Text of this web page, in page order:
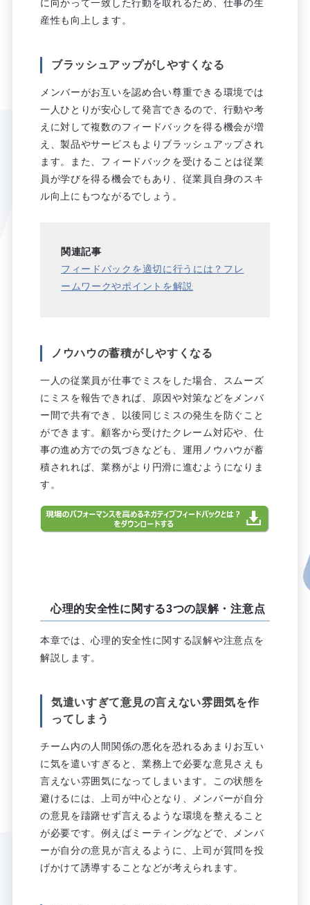
に向かって一致した行動を取れるため、仕事の生
産性も向上します。
ブラッシュアップがしやすくなる
メンバーがお互いを認め合い尊重できる環境では
一人ひとりが安心して発言できるので、行動や考
えに対して複数のフィードバックを得る機会が増
え、製品やサービスもよりブラッシュアップされ
ます。また、フィードバックを受けることは従業
員が学びを得る機会でもあり、従業員自身のスキ
ル向上にもつながるでしょう。
関連記事
フィードバックを適切に行うには？フレ
ームワークやポイントを解説
ノウハウの蓄積がしやすくなる
一人の従業員が仕事でミスをした場合、スムーズ
にミスを報告できれば、原因や対策などをメンバ
ー間で共有でき、以後同じミスの発生を防ぐこと
ができます。顧客から受けたクレーム対応や、仕
事の進め方での気づきなども、運用ノウハウが蓄
積されれば、業務がより円滑に進むようになりま
す。
心理的安全性に関する3つの誤解・注意点
本章では、心理的安全性に関する誤解や注意点を
解説します。
気遣いすぎて意見の言えない雰囲気を作
ってしまう
チーム内の人間関係の悪化を恐れるあまりお互い
に気を遣いすぎると、業務上で必要な意見さえも
言えない雰囲気になってしまいます。この状態を
避けるには、上司が中心となり、メンバーが自分
の意見を躊躇せず言えるような環境を整えること
が必要です。例えばミーティングなどで、メンバ
ーが自分の意見が言えるように、上司が質問を投
げかけて誘導することなどが考えられます。